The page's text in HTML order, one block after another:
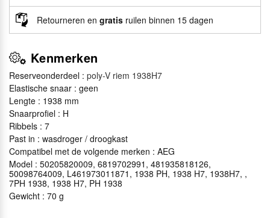
Retourneren en gratis ruilen binnen 15 dagen
Kenmerken
Reserveonderdeel : poly-V riem 1938H7
Elastische snaar : geen
Lengte : 1938 mm
Snaarprofiel : H
Ribbels : 7
Past in : wasdroger / droogkast
Compatibel met de volgende merken : AEG
Model : 50205820009, 6819702991, 481935818126,
50098764009, L461973011871, 1938 PH, 1938 H7, 1938H7, ,
7PH 1938, 1938 H7, PH 1938
Gewicht : 70 g